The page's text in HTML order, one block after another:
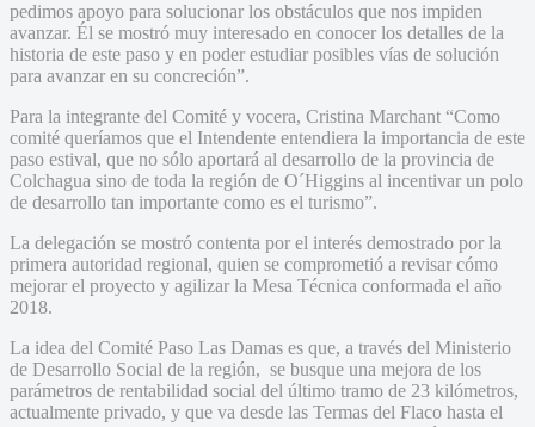
pedimos apoyo para solucionar los obstáculos que nos impiden
avanzar. Él se mostró muy interesado en conocer los detalles de la
historia de este paso y en poder estudiar posibles vías de solución
para avanzar en su concreción”.
Para la integrante del Comité y vocera, Cristina Marchant “Como
comité queríamos que el Intendente entendiera la importancia de este
paso estival, que no sólo aportará al desarrollo de la provincia de
Colchagua sino de toda la región de O´Higgins al incentivar un polo
de desarrollo tan importante como es el turismo”.
La delegación se mostró contenta por el interés demostrado por la
primera autoridad regional, quien se comprometió a revisar cómo
mejorar el proyecto y agilizar la Mesa Técnica conformada el año
2018.
La idea del Comité Paso Las Damas es que, a través del Ministerio
de Desarrollo Social de la región, se busque una mejora de los
parámetros de rentabilidad social del último tramo de 23 kilómetros,
actualmente privado, y que va desde las Termas del Flaco hasta el